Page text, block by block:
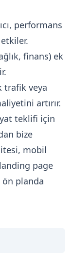
performans
finans) ek
trafik veya
artırır.
teklifi için
bize
, mobil
landing page
ön planda